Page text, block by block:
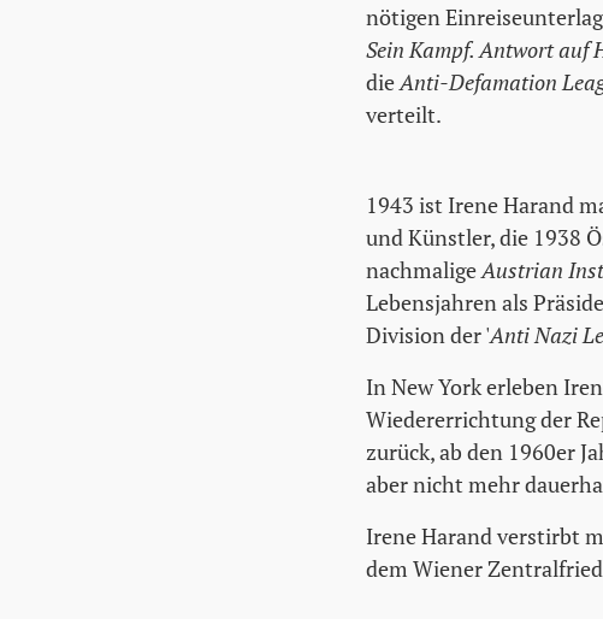
nötigen
Sein Kampf. Antwort auf
die Anti-Defamation
verteilt.
1943 ist Irene Harand
und Künstler, die 1938
nachmalige Austrian
Lebensjahren als
Division der 'Anti Nazi
In New York erleben
Wiedererrichtung der
zurück, ab den 1960er
aber nicht mehr
Irene Harand verstirbt
dem Wiener